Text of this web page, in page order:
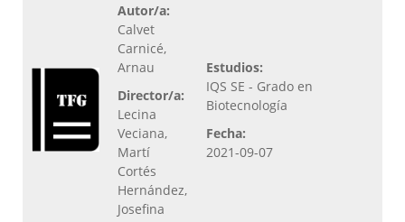
Autor/a:
Calvet
Carnicé,
Arnau
Director/a:
Lecina
Veciana,
Martí
Cortés
Hernández,
Josefina
Estudios:
IQS SE - Grado en
Biotecnología
Fecha:
2021-09-07